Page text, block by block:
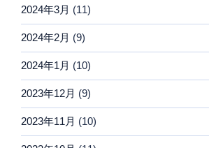
2024年3月 (11)
2024年2月 (9)
2024年1月 (10)
2023年12月 (9)
2023年11月 (10)